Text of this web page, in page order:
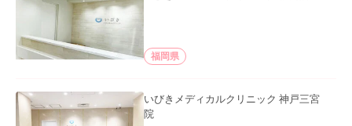
福岡県
いびきメディカルクリニック 神戸三宮
院